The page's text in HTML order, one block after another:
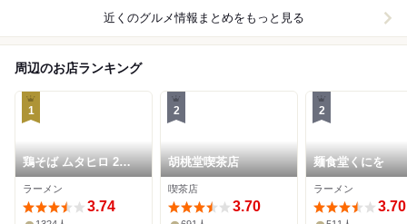
近くのグルメ情報まとめをもっと見る
周辺のお店ランキング
1
鶏そば ムタヒロ 2号
店
ラーメン
3.74
2
胡桃堂喫茶店
喫茶店
3.70
2
麺食堂くにを
ラーメン
3.70